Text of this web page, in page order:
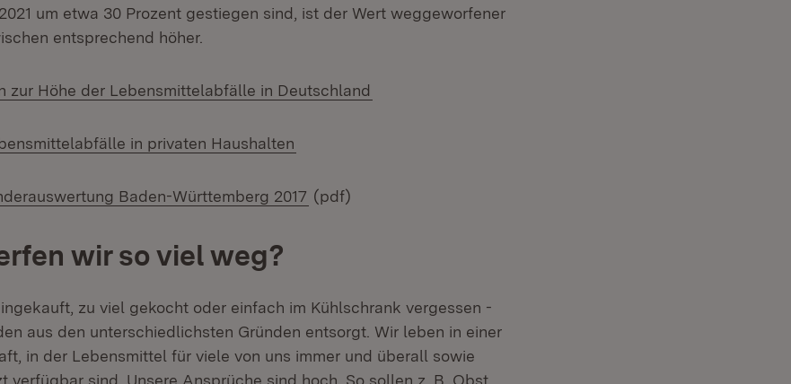
um etwa 30 Prozent gestiegen sind, ist der Wert weggeworfener
entsprechend höher.
zur Höhe der Lebensmittelabfälle in Deutschland
in privaten Haushalten
Baden-Württemberg 2017 (pdf)
wir so viel weg?
zu viel gekocht oder einfach im Kühlschrank vergessen -
aus den unterschiedlichsten Gründen entsorgt. Wir leben in einer
in der Lebensmittel für viele von uns immer und überall sowie
verfügbar sind. Unsere Ansprüche sind hoch. So sollen z. B. Obst